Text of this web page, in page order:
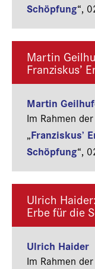
Schöpfung“,
Martin
Franziskus’
Martin
Im Rahmen
„Franziskus’
Schöpfung“,
Ulrich
Erbe für die
Ulrich Haider
Im Rahmen